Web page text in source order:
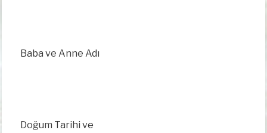
Baba ve Anne Adı
Doğum Tarihi ve